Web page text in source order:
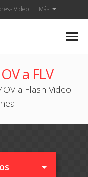
Video Más
a FLV
a Flash Video